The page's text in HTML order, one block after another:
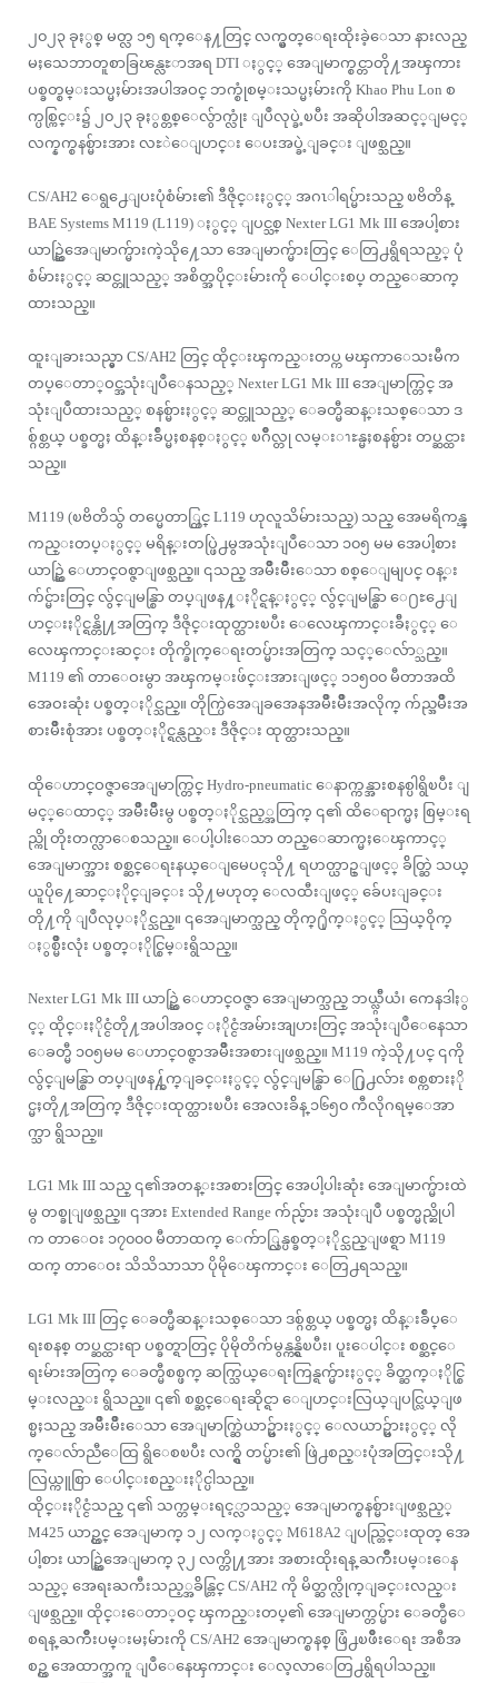
၂၀၂၃ ခုႏွစ္ မတ္လ ၁၅ ရက္ေန႔တြင္ လက္မွတ္ေရးထိုးခဲ့ေသာ နားလည္
မႈသေဘာတူစာခြၽန္လႊာအရ DTI ႏွင့္ အေျမာက္စင္တာတို႔အၾကား
ပစ္ခတ္စမ္းသပ္မႈမ်ားအပါအဝင္ ဘက္စုံစမ္းသပ္မႈမ်ားကို Khao Phu Lon စ
က္ပစ္ကြင္း၌ ၂၀၂၃ ခုႏွစ္တစ္ေလွ်ာက္လုံး ျပဳလုပ္ခဲ့ၿပီး အဆိုပါအဆင့္ျမင့္
လက္နက္စနစ္မ်ားအား လႊဲေျပာင္း ေပးအပ္ခဲ့ျခင္း ျဖစ္သည္။
CS/AH2 ေရွ႕ေျပးပုံစံမ်ား၏ ဒီဇိုင္းႏွင့္ အဂၤါရပ္မ်ားသည္ ၿဗိတိန္
BAE Systems M119 (L119) ႏွင့္ ျပင္သစ္ Nexter LG1 Mk III အေပါ့စား
ယာဥ္ဆြဲအေျမာက္မ်ားကဲ့သို႔ေသာ အေျမာက္မ်ားတြင္ ေတြ႕ရွိရသည့္ ပုံ
စံမ်ားႏွင့္ ဆင္တူသည့္ အစိတ္အပိုင္းမ်ားကို ေပါင္းစပ္ တည္ေဆာက္
ထားသည္။
ထူးျခားသည္မွာ CS/AH2 တြင္ ထိုင္းၾကည္းတပ္က မၾကာေသးမီက
တပ္ေတာ္ဝင္အသုံးျပဳေနသည့္ Nexter LG1 Mk III အေျမာက္တြင္ အ
သုံးျပဳထားသည့္ စနစ္မ်ားႏွင့္ ဆင္တူသည့္ ေခတ္မီဆန္းသစ္ေသာ ဒ
စ္ဂ်စ္တယ္ ပစ္ခတ္မႈ ထိန္းခ်ဳပ္မႈစနစ္ႏွင့္ ၿဂိဳလ္တု လမ္းၫႊန္မႈစနစ္မ်ား တပ္ဆင္ထား
သည္။
M119 (ၿဗိတိသွ် တပ္မေတာ္တြင္ L119 ဟုလူသိမ်ားသည္) သည္ အေမရိကန္ၾ
ကည္းတပ္ႏွင့္ မရိန္းတပ္ဖြဲ႕မွအသုံးျပဳေသာ ၁၀၅ မမ အေပါ့စား
ယာဥ္ဆြဲ ေဟာင္ဝစ္ဇာျဖစ္သည္။ ၎သည္ အမ်ိဳးမ်ိဳးေသာ စစ္ေျမျပင္ ဝန္း
က်င္မ်ားတြင္ လွ်င္ျမန္စြာ တပ္ျဖန႔္ႏိုင္ရန္ႏွင့္ လွ်င္ျမန္စြာ ေ႐ႊ႕ေျ
ပာင္းႏိုင္ရန္တို႔အတြက္ ဒီဇိုင္းထုတ္ထားၿပီး ေလေၾကာင္းခ်ီႏွင့္ ေ
လေၾကာင္းဆင္း တိုက္ခိုက္ေရးတပ္မ်ားအတြက္ သင့္ေလ်ာ္သည္။
M119 ၏ တာေဝးမွာ အၾကမ္းဖ်င္းအားျဖင့္ ၁၁၅၀၀ မီတာအထိ
အေဝးဆုံး ပစ္ခတ္ႏိုင္သည္။ တိုက္ပြဲအေျခအေနအမ်ိဳးမ်ိဳးအလိုက္ က်ည္အမ်ိဳးအ
စားမ်ိဳးစုံအား ပစ္ခတ္ႏိုင္ရန္လည္း ဒီဇိုင္း ထုတ္ထားသည္။
ထိုေဟာင္ဝဇ္ဇာအေျမာက္တြင္ Hydro-pneumatic ေနာက္ကန္အားစနစ္ပါရွိၿပီး ျ
မင့္ေထာင့္ အမ်ိဳးမ်ိဳးမွ ပစ္ခတ္ႏိုင္သည့္အတြက္ ၎၏ ထိေရာက္မႈ စြမ္းရ
ည္ကို တိုးတက္လာေစသည္။ ေပါ့ပါးေသာ တည္ေဆာက္မႈေၾကာင့္
အေျမာက္အား စစ္ဆင္ေရးနယ္ေျမေပၚသို႔ ရဟတ္ယာဥ္ျဖင့္ ခ်ိတ္ဆြဲ သယ္
ယူပို႔ေဆာင္ႏိုင္ျခင္း သို႔မဟုတ္ ေလထီးျဖင့္ ခ်ေပးျခင္း
တို႔ကို ျပဳလုပ္ႏိုင္သည္။ ၎အေျမာက္သည္ တိုက္႐ိုက္ႏွင့္ သြယ္ဝိုက္
ႏွစ္မ်ိဳးလုံး ပစ္ခတ္ႏိုင္စြမ္းရွိသည္။
Nexter LG1 Mk III ယာဥ္ဆြဲ ေဟာင္ဝဇ္ဇာ အေျမာက္သည္ ဘယ္လ္ဂ်ီယံ၊ ကေနဒါႏွ
င့္ ထိုင္းႏိုင္ငံတို႔အပါအဝင္ ႏိုင္ငံအမ်ားအျပားတြင္ အသုံးျပဳေနေသာ
ေခတ္မီ ၁၀၅မမ ေဟာင္ဝစ္ဇာအမ်ိဳးအစားျဖစ္သည္။ M119 ကဲ့သို႔ပင္ ၎ကို
လွ်င္ျမန္စြာ တပ္ျဖန႔္က်က္ျခင္းႏွင့္ လွ်င္ျမန္စြာ ေ႐ြ႕လ်ား စစ္ကစားႏို
င္မႈတို႔အတြက္ ဒီဇိုင္းထုတ္ထားၿပီး အေလးခ်ိန္ ၁၆၅၀ ကီလိုဂရမ္ေအာ
က္သာ ရွိသည္။
LG1 Mk III သည္ ၎၏အတန္းအစားတြင္ အေပါ့ပါးဆုံး အေျမာက္မ်ားထဲ
မွ တစ္ခုျဖစ္သည္။ ၎အား Extended Range က်ည္မ်ား အသုံးျပဳ ပစ္ခတ္မည္ဆိုပါ
က တာေဝး ၁၇၀၀၀ မီတာထက္ ေက်ာ္လြန္ပစ္ခတ္ႏိုင္သည္ျဖစ္ရာ M119
ထက္ တာေဝး သိသိသာသာ ပိုမိုေၾကာင္း ေတြ႕ရသည္။
LG1 Mk III တြင္ ေခတ္မီဆန္းသစ္ေသာ ဒစ္ဂ်စ္တယ္ ပစ္ခတ္မႈ ထိန္းခ်ဳပ္ေ
ရးစနစ္ တပ္ဆင္ထားရာ ပစ္ခတ္ရာတြင္ ပိုမိုတိက်မွန္ကန္ရွိၿပီး၊ ပူးေပါင္း စစ္ဆင္ေ
ရးမ်ားအတြက္ ေခတ္မီစစ္ဖက္ ဆက္သြယ္ေရးကြန္ရက္မ်ားႏွင့္ ခ်ိတ္ဆက္ႏိုင္စြ
မ္းလည္း ရွိသည္။ ၎၏ စစ္ဆင္ေရးဆိုင္ရာ ေျပာင္းလြယ္ျပင္လြယ္ျဖ
စ္မႈသည္ အမ်ိဳးမ်ိဳးေသာ အေျမာက္ဆြဲယာဥ္မ်ားႏွင့္ ေလယာဥ္မ်ားႏွင့္ လို
က္ေလ်ာညီေထြ ရွိေစၿပီး လက္ရွိ တပ္မ်ား၏ ဖြဲ႕စည္းပုံအတြင္းသို႔
လြယ္ကူစြာ ေပါင္းစည္းႏိုင္ပါသည္။
ထိုင္းႏိုင္ငံသည္ ၎၏ သက္တမ္းရင့္လာသည့္ အေျမာက္စနစ္မ်ားျဖစ္သည့္
M425 ယာဥ္တင္ အေျမာက္ ၁၂ လက္ႏွင့္ M618A2 ျပည္တြင္းထုတ္ အေ
ပါ့စား ယာဥ္ဆြဲအေျမာက္ ၃၂ လက္တို႔အား အစားထိုးရန္ ႀကိဳးပမ္းေန
သည့္ အေရးႀကီးသည့္အခ်ိန္တြင္ CS/AH2 ကို မိတ္ဆက္လိုက္ျခင္းလည္း
ျဖစ္သည္။ ထိုင္းေတာ္ဝင္ ၾကည္းတပ္၏ အေျမာက္တပ္မ်ား ေခတ္မီေ
စရန္ ႀကိဳးပမ္းမႈမ်ားကို CS/AH2 အေျမာက္စနစ္ ဖြံ႕ၿဖိဳးေရး အစီအ
စဥ္က အေထာက္အကူ ျပဳေနေၾကာင္း ေလ့လာေတြ႕ရွိရပါသည္။